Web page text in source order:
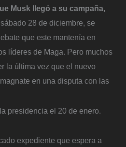
Musk llegó a su campaña,
28 de diciembre, se
que este mantenía en
líderes de Maga. Pero muchos
la última vez que el nuevo
en una disputa con las
presidencia el 20 de enero.
expediente que espera a